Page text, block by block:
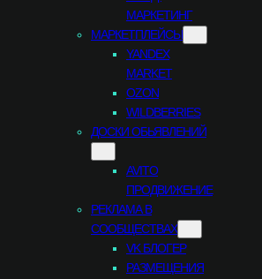
МАРКЕТИНГ
МАРКЕТПЛЕЙСЫ
YANDEX
MARKET
OZON
WILDBERRIES
ДОСКИ ОБЬЯВЛЕНИЙ
AVITO
ПРОДВИЖЕНИЕ
РЕКЛАМА В
СООБЩЕСТВАХ
VK БЛОГЕР
РАЗМЕЩЕНИЯ